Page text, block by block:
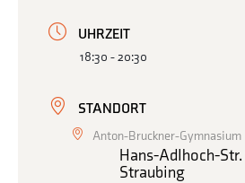
UHRZEIT
18:30 - 20:30
STANDORT
Anton-Bruckner-Gymnasium
Hans-Adlhoch-Str.
Straubing